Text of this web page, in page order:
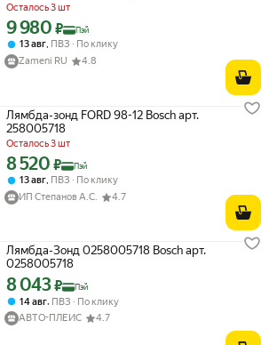
Осталось 3 шт
Цена с картой Яндекс Пэй 9980 ₽ вместо
9 980 ₽ Пэй
13 авг, ПВЗ
По клику
Zameni RU
4.8
Лямбда-зонд FORD 98-12 Bosch арт.
258005718
Осталось 3 шт
Цена с картой Яндекс Пэй 8520 ₽ вместо
8 520 ₽ Пэй
13 авг ПВЗ
По клику
ИП Степанов А.С.
4.7
Лямбда-Зонд 0258005718 Bosch арт.
0258005718
Цена с картой Яндекс Пэй 8043 ₽ вместо
8 043₽ Пэй
14 авг, ПВЗ
По клику
АВТО-ПЛЕЙС
4.7